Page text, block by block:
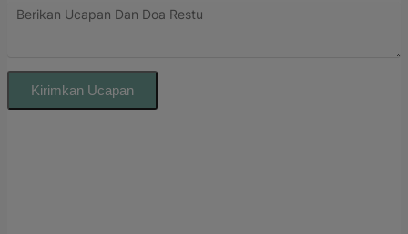
Kirimkan Ucapan